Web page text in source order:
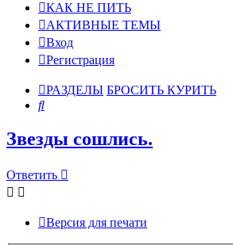
КАК НЕ ПИТЬ
АКТИВНЫЕ ТЕМЫ
Вход
Регистрация
РАЗДЕЛЫ БРОСИТЬ КУРИТЬ
Поиск
Звезды сошлись.
Ответить
Версия для печати